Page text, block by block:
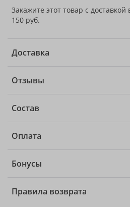
Закажите этот товар с доставкой
150 руб.
Доставка
Отзывы
Состав
Оплата
Бонусы
Правила возврата